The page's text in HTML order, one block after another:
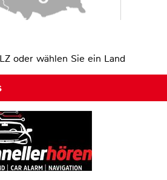
oder wählen Sie ein Land